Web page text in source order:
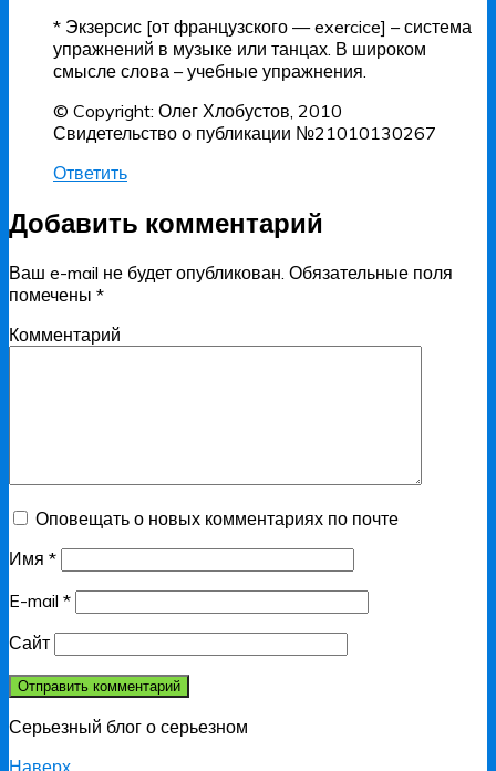
* Экзерсис [от французского — exercice] – система
упражнений в музыке или танцах. В широком
смысле слова – учебные упражнения.
© Copyright: Олег Хлобустов, 2010
Свидетельство о публикации №21010130267
Ответить
Добавить комментарий
Ваш e-mail не будет опубликован. Обязательные поля
помечены *
Комментарий
Оповещать о новых комментариях по почте
Имя *
E-mail *
Сайт
Серьезный блог о серьезном